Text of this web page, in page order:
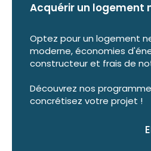
Acquérir un logement
Optez pour un logement
moderne, économies
constructeur et frais de
Découvrez nos
concrétisez votre projet !